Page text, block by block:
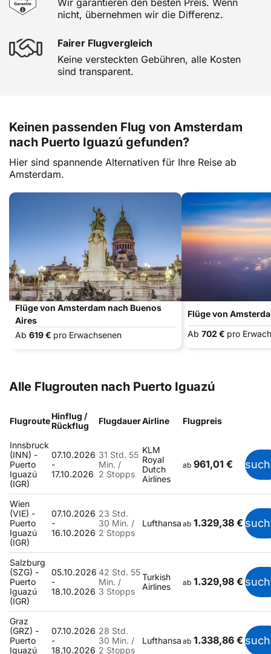
Wir garantieren den besten Preis. Wenn
nicht, übernehmen wir die Differenz.
Fairer Flugvergleich
Keine versteckten Gebühren, alle Kosten
sind transparent.
Keinen passenden Flug von Amsterdam
nach Puerto Iguazú gefunden?
Hier sind spannende Alternativen für Ihre Reise ab
Amsterdam.
Flüge von Amsterdam nach Buenos
Aires
Ab 619 € pro Erwachsenen
Flüge von
Ab 702 € pro
Alle Flugrouten nach Puerto Iguazú
FlugrouteHinflug /
Rückflug
FlugdauerAirline Flugpreis
Innsbruck
(INN) -
Puerto
Iguazú
(IGR)
07.10.2026
-
17.10.2026
31 Std. 55
Min. /
2 Stopps
KLM
Royal
Dutch
Airlines
ab 961,01 €
Wien
(VIE) -
Puerto
Iguazú
(IGR)
07.10.2026
-
16.10.2026
23 Std.
30 Min. /
2 Stopps
Lufthansa ab 1.329,38 €
Salzburg
(SZG) -
Puerto
Iguazú
(IGR)
05.10.2026
-
18.10.2026
42 Std. 55
Min. /
3 Stopps
Turkish
Airlines
ab 1.329,98 €
Graz
(GRZ) -
Puerto
Iguazú
07.10.2026
-
18.10.2026
28 Std.
30 Min. /
2 Stopps
Lufthansa ab 1.338,86 €